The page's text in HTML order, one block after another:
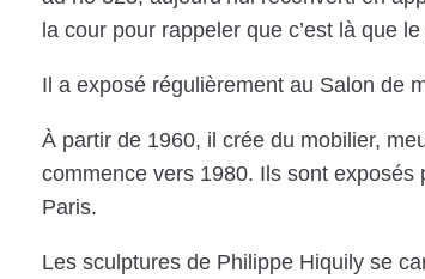
la cour pour rappeler que c’est là que
Il a exposé régulièrement au Salon de
À partir de 1960, il crée du mobilier,
commence vers 1980. Ils sont
Paris.
Les sculptures de Philippe Hiquily se